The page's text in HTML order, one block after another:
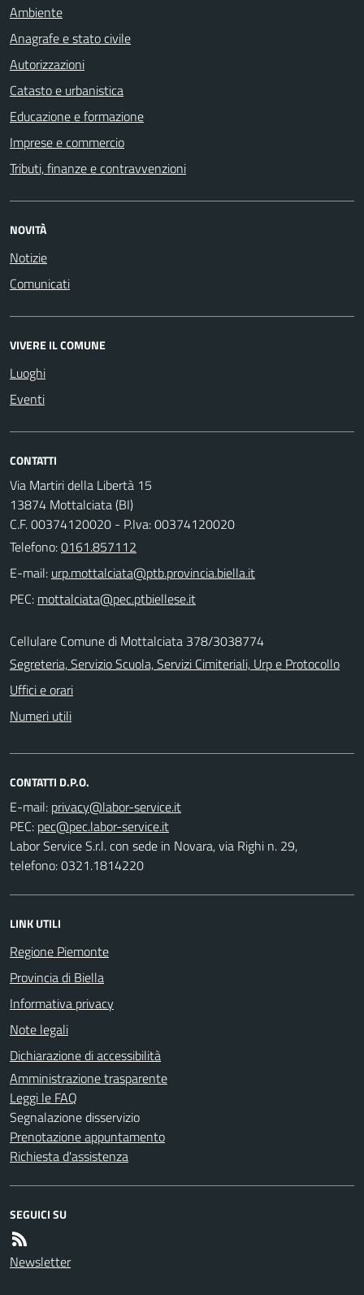
Ambiente
Anagrafe e stato civile
Autorizzazioni
Catasto e urbanistica
Educazione e formazione
Imprese e commercio
Tributi, finanze e contravvenzioni
NOVITÀ
Notizie
Comunicati
VIVERE IL COMUNE
Luoghi
Eventi
CONTATTI
Via Martiri della Libertà 15
13874 Mottalciata (BI)
C.F. 00374120020 - P.Iva: 00374120020
Telefono:0161.857112
E-mail:
PEC:
Cellulare Comune di Mottalciata 378/3038774
Segreteria, Servizio Scuola, Servizi Cimiteriali, Urp e Protocollo
Uffici e orari
Numeri utili
CONTATTI D.P.O.
E-mail:
PEC:
Labor Service S.r.l. con sede in Novara, via Righi n. 29,
telefono: 0321.1814220
LINK UTILI
Regione Piemonte
Provincia di Biella
Informativa privacy
Note legali
Dichiarazione di accessibilità
Amministrazione trasparente
Leggi le FAQ
Segnalazione disservizio
Prenotazione appuntamento
Richiesta d'assistenza
SEGUICI SU
Newsletter